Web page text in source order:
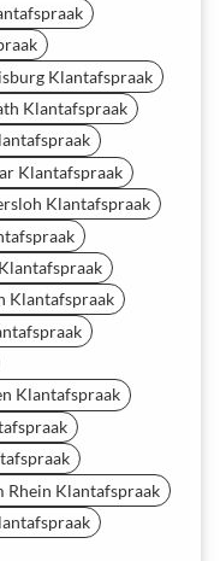
Klantafspraak
Klantafspraak
Klantafspraak
Klantafspraak
Klantafspraak
Klantafspraak
Rhein Klantafspraak